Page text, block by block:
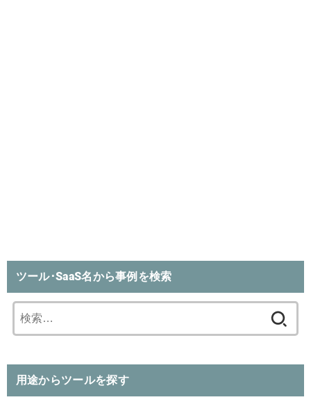
ツール･SaaS名から事例を検索
索:
用途からツールを探す